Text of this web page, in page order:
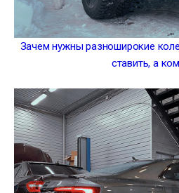
Зачем нужны разноширокие
ставить, а